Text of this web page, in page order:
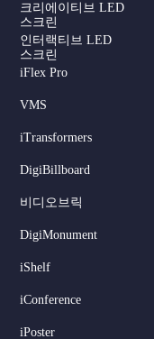
크리에이티브 LED
스크린
인터랙티브 LED
스크린
iFlex Pro
VMS
iTransformers
DigiBillboard
비디오브릭
DigiMonument
iShelf
iConference
iPoster
Russian
Hindi
Dutch
Serbian